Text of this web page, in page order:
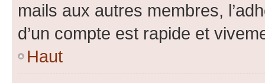
mails aux autres membres,
d’un compte est rapide et
Haut